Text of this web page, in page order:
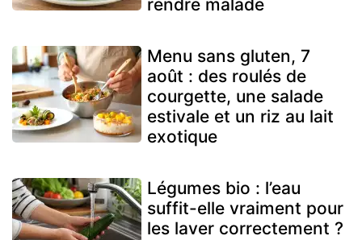
rendre malade
Menu sans gluten, 7
août : des roulés de
courgette, une salade
estivale et un riz au lait
exotique
Légumes bio : l’eau
suffit-elle vraiment pour
les laver correctement ?